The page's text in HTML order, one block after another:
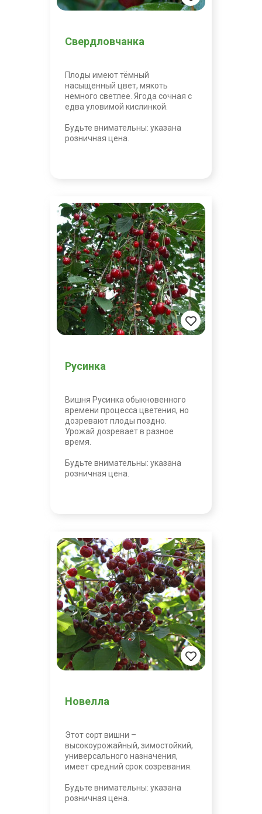
Свердловчанка
Плоды имеют тёмный
насыщенный цвет, мякоть
немного светлее. Ягода сочная с
едва уловимой кислинкой.
Будьте внимательны: указана
розничная цена.
Русинка
Вишня Русинка обыкновенного
времени процесса цветения, но
дозревают плоды поздно.
Урожай дозревает в разное
время.
Будьте внимательны: указана
розничная цена.
Новелла
Этот сорт вишни –
высокоурожайный, зимостойкий,
универсального назначения,
имеет средний срок созревания.
Будьте внимательны: указана
розничная цена.